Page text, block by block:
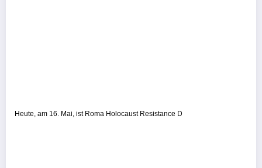
Heute, am 16. Mai, ist Roma Holocaust Resistance D